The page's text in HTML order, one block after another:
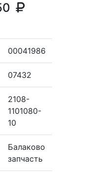
00041986
07432
2108-
1101080-
10
Балаково
запчасть